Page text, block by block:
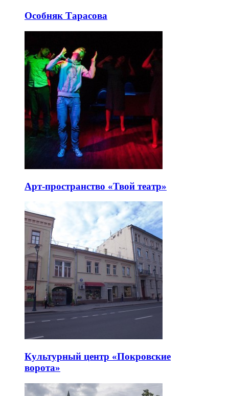
Особняк Тарасова
Арт-пространство «Твой театр»
Культурный центр «Покровские
ворота»